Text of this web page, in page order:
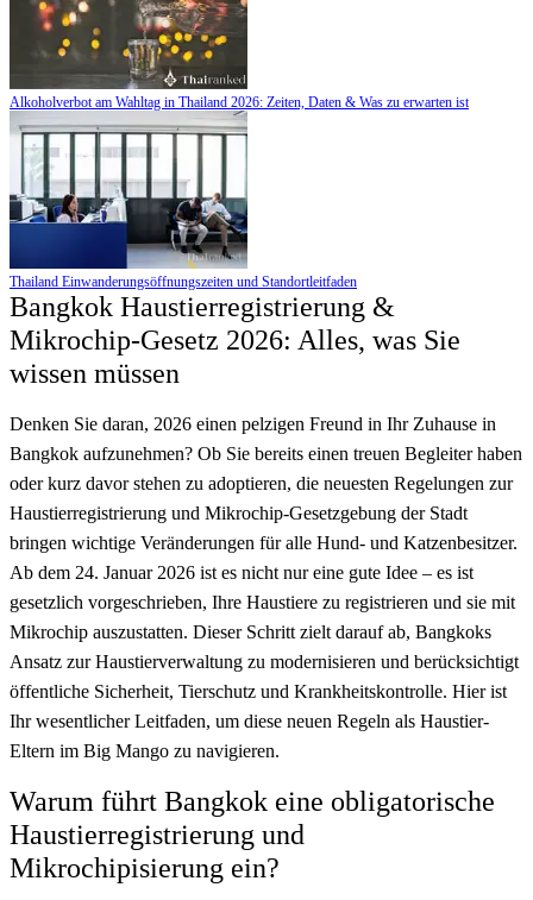
Alkoholverbot am Wahltag in Thailand 2026: Zeiten, Daten & Was zu erwarten ist
Thailand Einwanderungsöffnungszeiten und Standortleitfaden
Bangkok Haustierregistrierung &
Mikrochip-Gesetz 2026: Alles, was Sie
wissen müssen
Denken Sie daran, 2026 einen pelzigen Freund in Ihr Zuhause in
Bangkok aufzunehmen? Ob Sie bereits einen treuen Begleiter haben
oder kurz davor stehen zu adoptieren, die neuesten Regelungen zur
Haustierregistrierung und Mikrochip-Gesetzgebung der Stadt
bringen wichtige Veränderungen für alle Hund- und Katzenbesitzer.
Ab dem 24. Januar 2026 ist es nicht nur eine gute Idee – es ist
gesetzlich vorgeschrieben, Ihre Haustiere zu registrieren und sie mit
Mikrochip auszustatten. Dieser Schritt zielt darauf ab, Bangkoks
Ansatz zur Haustierverwaltung zu modernisieren und berücksichtigt
öffentliche Sicherheit, Tierschutz und Krankheitskontrolle. Hier ist
Ihr wesentlicher Leitfaden, um diese neuen Regeln als Haustier-
Eltern im Big Mango zu navigieren.
Warum führt Bangkok eine obligatorische
Haustierregistrierung und
Mikrochipisierung ein?